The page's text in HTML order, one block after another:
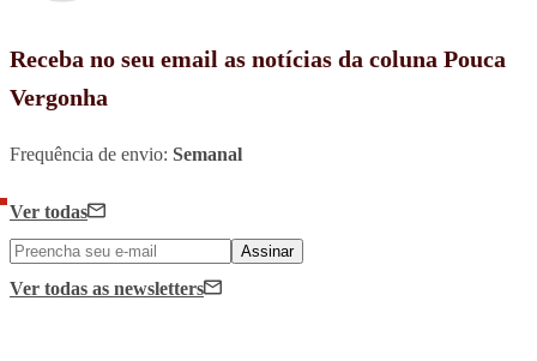
Receba no seu email as notícias da coluna Pouca
Vergonha
Frequência de envio: Semanal
Ver todas
Assinar
Ver todas as newsletters